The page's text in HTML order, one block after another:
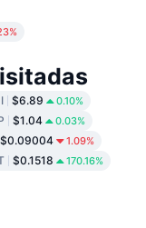
$6.89 0.10%
$1.04 0.03%
$0.09004 1.09%
$0.1518 170.16%